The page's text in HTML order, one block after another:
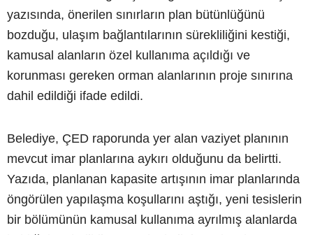
yazısında, önerilen sınırların plan bütünlüğünü
bozduğu, ulaşım bağlantılarının sürekliliğini kestiği,
kamusal alanların özel kullanıma açıldığı ve
korunması gereken orman alanlarının proje sınırına
dahil edildiği ifade edildi.
Belediye, ÇED raporunda yer alan vaziyet planının
mevcut imar planlarına aykırı olduğunu da belirtti.
Yazıda, planlanan kapasite artışının imar planlarında
öngörülen yapılaşma koşullarını aştığı, yeni tesislerin
bir bölümünün kamusal kullanıma ayrılmış alanlarda